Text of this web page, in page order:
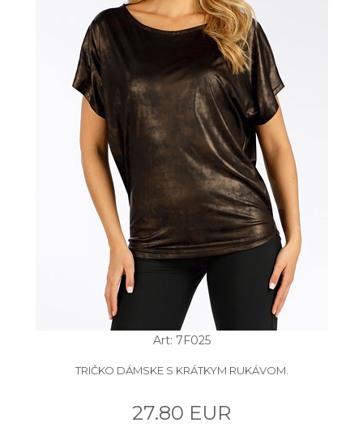
Art: 7F025
TRIČKO DÁMSKE S KRÁTKYM RUKÁVOM.
27.80 EUR